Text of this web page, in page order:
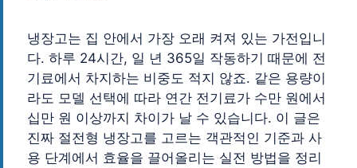
냉장고는 집 안에서 가장 오래 켜져 있는 가전입니
다. 하루 24시간, 일 년 365일 작동하기 때문에 전
기료에서 차지하는 비중도 적지 않죠. 같은 용량이
라도 모델 선택에 따라 연간 전기료가 수만 원에서
십만 원 이상까지 차이가 날 수 있습니다. 이 글은
진짜 절전형 냉장고를 고르는 객관적인 기준과 사
용 단계에서 효율을 끌어올리는 실전 방법을 정리